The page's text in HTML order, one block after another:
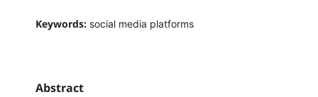
Keywords: social media platforms
Abstract